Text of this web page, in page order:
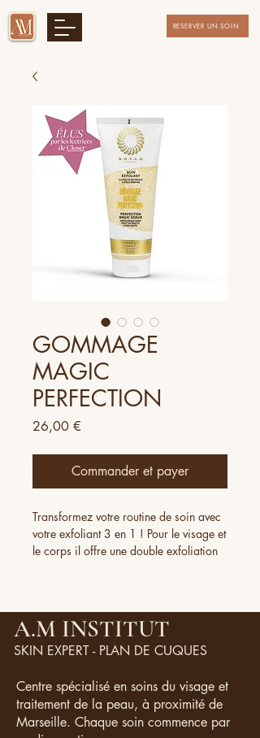
RESERVER UN SOIN
GOMMAGE
MAGIC
PERFECTION
26,00 €
Commander et payer
Transformez votre routine de soin avec
votre exfoliant 3 en 1 ! Pour le visage et
le corps il offre une double exfoliation
hydrate, purifie et rend votre peau plus
lisse, lumineuse et douce. Il possède un
parfum doux d'Ylang-Ylang et ne laisse
A.M INSTITUT
SKIN EXPERT - PLAN DE CUQUES
Centre spécialisé en soins du visage et
traitement de la peau, à proximité de
Marseille. Chaque soin commence par